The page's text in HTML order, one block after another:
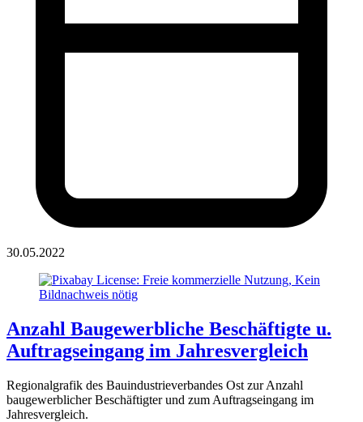
30.05.2022
Anzahl Baugewerbliche Beschäftigte u.
Auftragseingang im Jahresvergleich
Regionalgrafik des Bauindustrieverbandes Ost zur Anzahl
baugewerblicher Beschäftigter und zum Auftragseingang im
Jahresvergleich.